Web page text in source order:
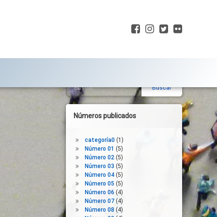
Facebook
Instagram
Twitter
Barra
lateral
derecha
Números publicados
categoría0(1)
Número 01 (5)
Número 02(5)
Número 03 (5)
Número 04(5)
Número 05 (5)
Número 06 (4)
Número 07(4)
Número 08 (4)